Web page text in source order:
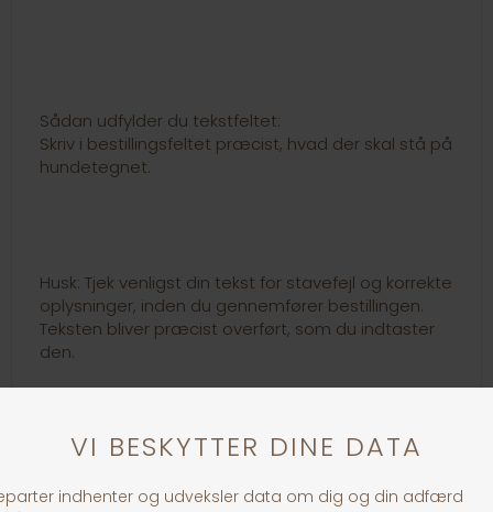
Sådan udfylder du tekstfeltet:
Skriv i bestillingsfeltet præcist, hvad der skal stå på
hundetegnet.
Husk: Tjek venligst din tekst for stavefejl og korrekte
oplysninger, inden du gennemfører bestillingen.
Teksten bliver præcist overført, som du indtaster
den.